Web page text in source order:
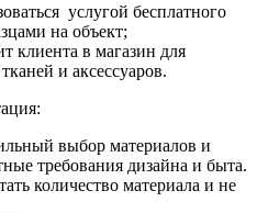
услугой бесплатного
на объект;
клиента в магазин для
и аксессуаров.
выбор материалов и
требования дизайна и быта.
количество материала и не